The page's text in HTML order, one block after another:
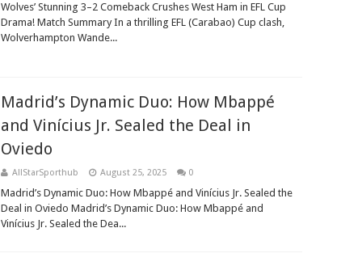
Wolves’ Stunning 3–2 Comeback Crushes West Ham in EFL Cup
Drama! Match Summary In a thrilling EFL (Carabao) Cup clash,
Wolverhampton Wande...
Madrid’s Dynamic Duo: How Mbappé
and Vinícius Jr. Sealed the Deal in
Oviedo
AllStarSporthub August 25, 2025 0
Madrid’s Dynamic Duo: How Mbappé and Vinícius Jr. Sealed the
Deal in Oviedo Madrid’s Dynamic Duo: How Mbappé and
Vinícius Jr. Sealed the Dea...